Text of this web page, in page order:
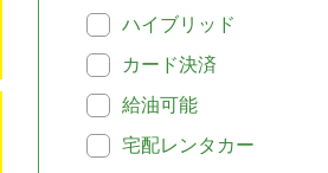
ハイブリッド
カード決済
給油可能
宅配レンタカー